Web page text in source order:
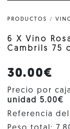
PRODUCTOS /
6 X Vino
Cambrils 75 cl
30.00€
Precio por
unidad 5.00€
Referencia